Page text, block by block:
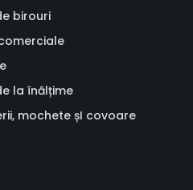
birouri
la înălțime
mochete șI covoare